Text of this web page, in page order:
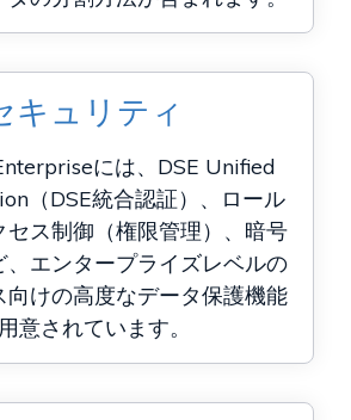
キュリティ
には、DSE Unified
（DSE統合認証）、ロール
セス制御（権限管理）、暗号
、エンタープライズレベルの
向けの高度なデータ保護機能
意されています。